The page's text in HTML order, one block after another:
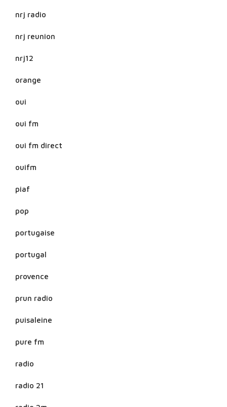
nrj radio
nrj reunion
nrj12
orange
oui
oui fm
oui fm direct
ouifm
piaf
pop
portugaise
portugal
provence
prun radio
puisaleine
pure fm
radio
radio 21